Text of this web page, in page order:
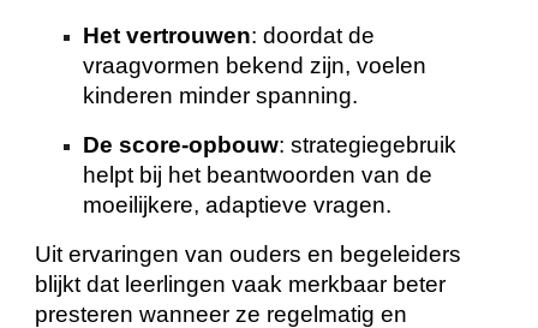
Het vertrouwen: doordat de
vraagvormen bekend zijn, voelen
kinderen minder spanning.
De score-opbouw: strategiegebruik
helpt bij het beantwoorden van de
moeilijkere, adaptieve vragen.
Uit ervaringen van ouders en begeleiders
blijkt dat leerlingen vaak merkbaar beter
presteren wanneer ze regelmatig en